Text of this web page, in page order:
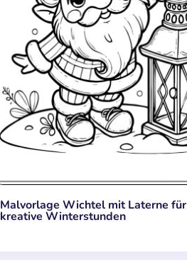
Malvorlage Wichtel mit Laterne für
kreative Winterstunden